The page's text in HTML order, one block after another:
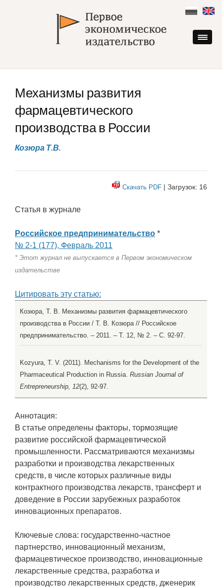
content
Механизмы развития
фармацевтического
производства в России
Козюра Т.В.
Скачать PDF | Загрузок: 16
Статья в журнале
Российское предпринимательство *
№ 2-1 (177), Февраль 2011
* Этот журнал не выпускается в Первом экономическом
издательстве
Цитировать эту статью:
Козюра, Т. В. Механизмы развития фармацевтического
производства в России / Т. В. Козюра // Российское
предпринимательство. – 2011. – Т. 12, № 2. – С. 92-97.
Kozyura, T. V. (2011). Mechanisms for the Development of the
Pharmaceutical Production in Russia. Russian Journal of
Entrepreneurship, 12(2), 92-97.
Аннотация:
В статье определены факторы, тормозящие
развитие российской фармацевтической
промышленности. Рассматриваются механизмы
разработки и производства лекарственных
средств, в числе которых различные виды
контрактного производства лекарств, трансферт и
доведение в России зарубежных разработок
инновационных препаратов.
Ключевые слова: государственно-частное
партнерство, инновационный механизм,
фармацевтическое производство, инновационные
лекарственные средства, разработка и
производство лекарственных средств, дженерик